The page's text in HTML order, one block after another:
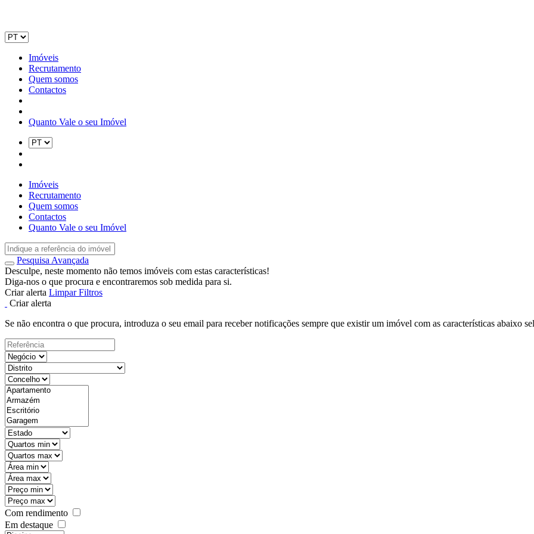
Imóveis
Recrutamento
Quem somos
Contactos
Quanto Vale o seu Imóvel
Imóveis
Recrutamento
Quem somos
Contactos
Quanto Vale o seu Imóvel
Pesquisa Avançada
Desculpe, neste momento não temos imóveis com estas características!
Diga-nos o que procura e encontraremos sob medida para si.
Criar alerta Limpar Filtros
Criar alerta
Se não encontra o que procura, introduza o seu email para receber notificações sempre que existir um imóvel com as características abaixo
Com rendimento
Em destaque